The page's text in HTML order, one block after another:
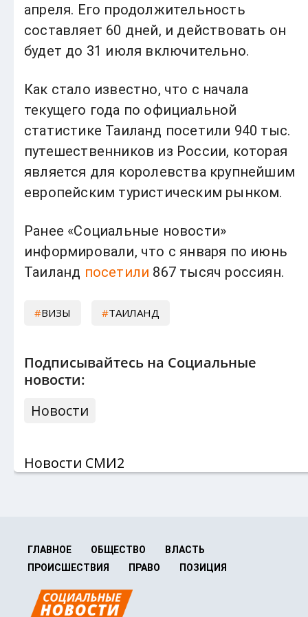
апреля. Его продолжительность
составляет 60 дней, и действовать он
будет до 31 июля включительно.
Как стало известно, что с начала
текущего года по официальной
статистике Таиланд посетили 940 тыс.
путешественников из России, которая
является для королевства крупнейшим
европейским туристическим рынком.
Ранее «Социальные новости»
информировали, что с января по июнь
Таиланд посетили 867 тысяч россиян.
ВИЗЫ ТАИЛАНД
Подписывайтесь на Социальные
новости:
Новости
Новости СМИ2
ГЛАВНОЕ ОБЩЕСТВО
ВЛАСТЬ
ПРОИСШЕСТВИЯ
ПРАВО ПОЗИЦИЯ